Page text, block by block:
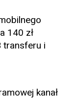
140 zł
transferu i
kanał